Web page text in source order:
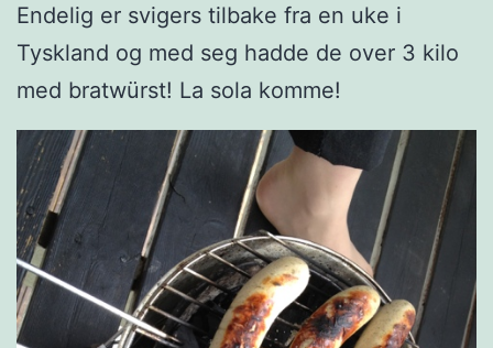
Endelig er svigers tilbake fra en uke i
Tyskland og med seg hadde de over 3 kilo
med bratwürst! La sola komme!